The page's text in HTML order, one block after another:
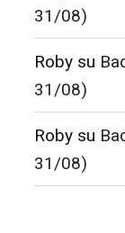
31/08)
Roby su
31/08)
Roby su
31/08)